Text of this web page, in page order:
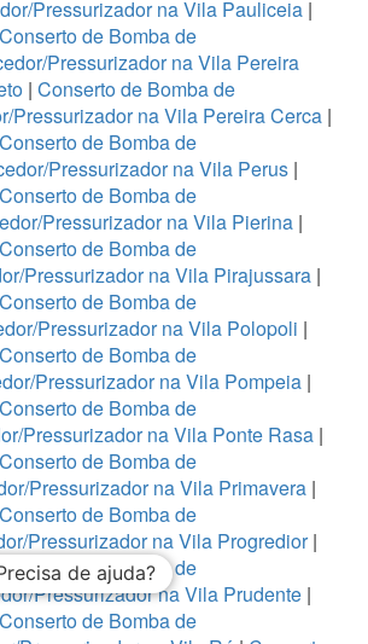
Pressurizador na Vila Pauliceia |
Conserto de Bomba de
Pressurizador na Vila Pereira
| Conserto de Bomba de
Pressurizador na Vila Pereira Cerca |
Conserto de Bomba de
Pressurizador na Vila Perus|
Conserto de Bomba de
Pressurizador na Vila Pierina |
Conserto de Bomba de
Pressurizador na Vila Pirajussara |
Conserto de Bomba de
Pressurizador na Vila Polopoli |
Conserto de Bomba de
Pressurizador na Vila Pompeia|
Conserto de Bomba de
Pressurizador na Vila Ponte Rasa|
Conserto de Bomba de
Pressurizador na Vila Primavera |
Conserto de Bomba de
Pressurizador na Vila Progredior|
Conserto de Bomba de
Pressurizador na Vila Prudente |
Conserto de Bomba de
de ajuda?